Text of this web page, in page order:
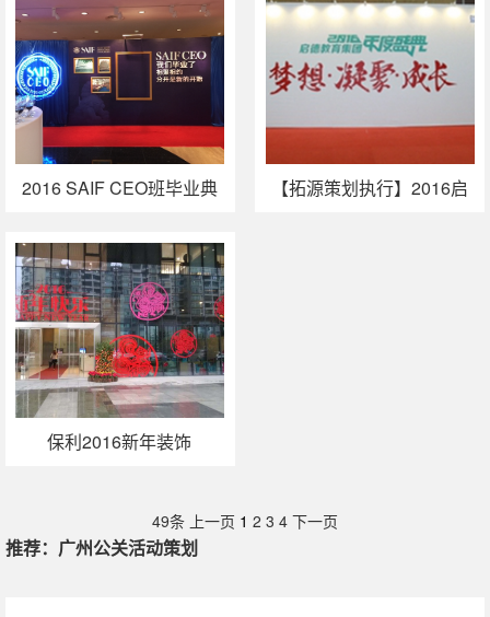
2016 SAIF CEO班毕业典
会
【拓源策划执行】2016启
保利2016新年装饰
49条 上一页 1 2 3 4 下一页
推荐：广州公关活动策划